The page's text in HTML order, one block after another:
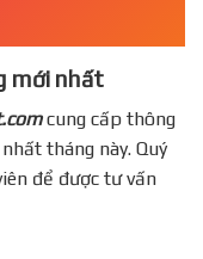
mới nhất
cung cấp thông
tháng này. Quý
để được tư vấn